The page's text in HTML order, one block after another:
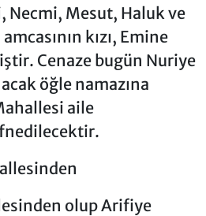
Necmi, Mesut, Haluk ve
kızı, Emine
Cenaze bugün Nuriye
öğle namazına
aile
olup Arifiye